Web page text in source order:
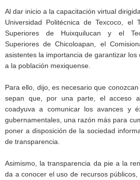
Al dar inicio a la capacitación virtual
Universidad Politécnica de Texcoco, el
Superiores de Huixquilucan y el
Superiores de Chicoloapan, el
asistentes la importancia de garantizar
a la población mexiquense.
Para ello, dijo, es necesario que
sepan que, por una parte, el acceso
coadyuva a comunicar los avances y
gubernamentales, una razón más para
poner a disposición de la sociedad
de transparencia.
Asimismo, la transparencia da pie a la
da a conocer el uso de recursos